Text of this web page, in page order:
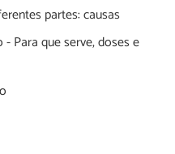
partes: causas
Para que serve, doses e